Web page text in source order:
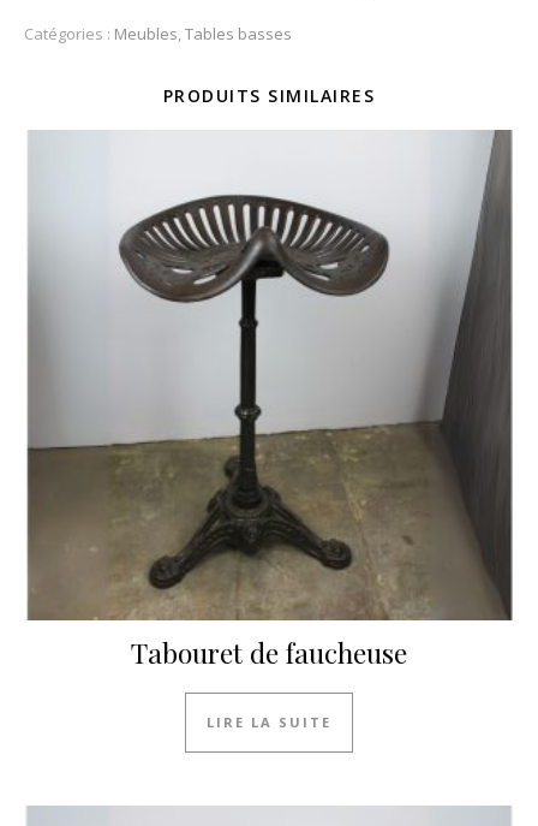
Catégories : Meubles Tables basses
PRODUITS SIMILAIRES
Tabouret de faucheuse
LIRE LA SUITE